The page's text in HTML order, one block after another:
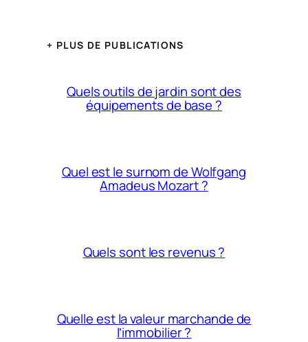
+ PLUS DE PUBLICATIONS
Quels outils de jardin sont des
équipements de base ?
Quel est le surnom de Wolfgang
Amadeus Mozart ?
Quels sont les revenus ?
Quelle est la valeur marchande de
l’immobilier ?